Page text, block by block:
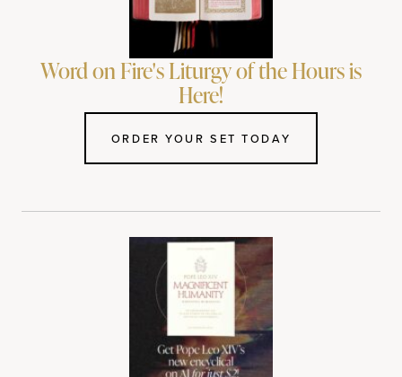
Word on Fire's Liturgy of the Hours is
Here!
ORDER YOUR SET TODAY